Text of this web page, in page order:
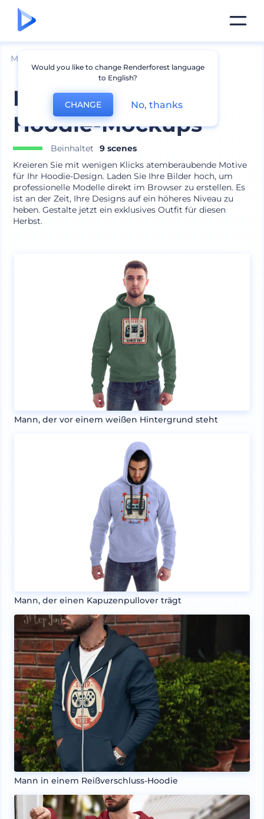
Mockups
Lässige Männer-
Hoodie-Mockups
Beinhaltet
9 scenes
Kreieren Sie mit wenigen Klicks atemberaubende Motive
für Ihr Hoodie-Design. Laden Sie Ihre Bilder hoch, um
professionelle Modelle direkt im Browser zu erstellen. Es
ist an der Zeit, Ihre Designs auf ein höheres Niveau zu
heben. Gestalte jetzt ein exklusives Outfit für diesen
Herbst.
Mann, der vor einem weißen Hintergrund steht
Mann, der einen Kapuzenpullover trägt
Mann in einem Reißverschluss-Hoodie
Would you like to change Renderforest language
to English?
CHANGE No, thanks